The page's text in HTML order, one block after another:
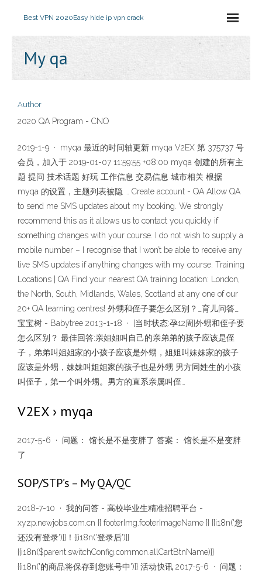
Best VPN 2020Easy hide ip vpn crack
My qa
Author
2020 QA Program - CNO
2019-1-9 · myqa 最近的时间轴更新 myqa V2EX 第 375737 号
会员，加入于 2019-01-07 11:59:55 +08:00 myqa 创建的所有主
题 提问 技术话题 好玩 工作信息 交易信息 城市相关 根据
myqa 的设置，主题列表被隐 … Create account - QA Allow QA
to send me SMS updates about my booking. We strongly
recommend this as it allows us to contact you quickly if
something changes with your course. I do not wish to supply a
mobile number – I recognise that I won’t be able to receive any
live SMS updates if anything changes with my course. Training
Locations | QA Find your nearest QA training location: London,
the North, South, Midlands, Wales, Scotland at any one of our
20+ QA learning centres! 外甥和侄子要怎么区别？_育儿问答_
宝宝树 - Babytree 2013-1-18 · [当时状态:孕12周]外甥和侄子要
怎么区别？ 最佳回答:亲姐姐叫自己的亲弟弟的孩子应该是侄
子，弟弟叫姐姐家的小孩子应该是外甥，姐姐叫妹妹家的孩子
应该是外甥，妹妹叫姐姐家的孩子也是外甥 男方同姓生的小孩
叫侄子，第一个叫外甥。男方的直系亲属叫侄…
V2EX › myqa
2017-5-6 · 问题： 馆长是不是变胖了 答案： 馆长是不是变胖
了
SOP/STP’s – My QA/QC
2018-7-10 · 我的问答 - 高校毕业生精准招聘平台 -
xyzp.newjobs.com.cn {{ footerImg.footerImageName }} {{i18n('您
还没有登录')}}！{{i18n('登录后')}}
{{i18n($parent.switchConfig.common.allCartBtnName)}}
{{i18n('的商品将保存到您账号中')}} 活动快讯 2017-5-6 · 问题：